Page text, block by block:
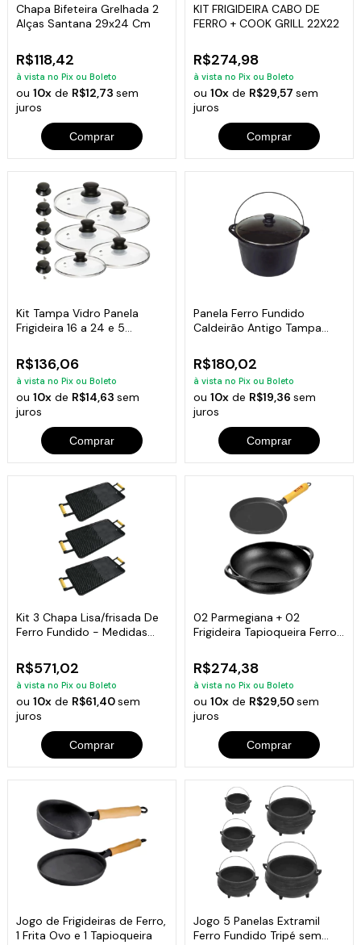
Chapa Bifeteira Grelhada 2
Alças Santana 29x24 Cm
R$118,42
à vista no Pix ou Boleto
ou10x de R$12,73sem
juros
Comprar
KIT FRIGIDEIRA CABO DE
FERRO + COOK GRILL 22X22
R$274,98
à vista no Pix ou Boleto
ou 10xde R$29,57 sem
juros
Comprar
Kit Tampa Vidro Panela
Frigideira 16 a 24 e 5
R$136,06
à vista no Pix ou Boleto
ou10x de R$14,63sem
juros
Comprar
Panela Ferro Fundido
Caldeirão Antigo Tampa
R$180,02
à vista no Pix ou Boleto
ou 10xde R$19,36 sem
juros
Comprar
Kit 3 Chapa Lisa/frisada De
Ferro Fundido - Medidas
R$571,02
à vista no Pix ou Boleto
ou10x de R$61,40sem
juros
Comprar
02 Parmegiana + 02
Frigideira Tapioqueira Ferro
R$274,38
à vista no Pix ou Boleto
ou 10xde R$29,50sem
juros
Comprar
Jogo de Frigideiras de Ferro,
1 Frita Ovo e 1 Tapioqueira
Jogo 5 Panelas Extramil
Ferro Fundido Tripé sem